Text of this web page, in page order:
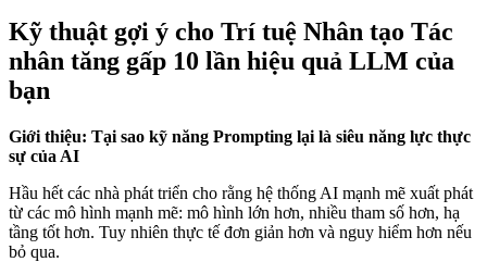
Kỹ thuật gợi ý cho Trí tuệ Nhân tạo Tác
nhân tăng gấp 10 lần hiệu quả LLM của
bạn
Giới thiệu: Tại sao kỹ năng Prompting lại là siêu năng lực thực
sự của AI
Hầu hết các nhà phát triển cho rằng hệ thống AI mạnh mẽ xuất phát
từ các mô hình mạnh mẽ: mô hình lớn hơn, nhiều tham số hơn, hạ
tầng tốt hơn. Tuy nhiên thực tế đơn giản hơn và nguy hiểm hơn nếu
bỏ qua.